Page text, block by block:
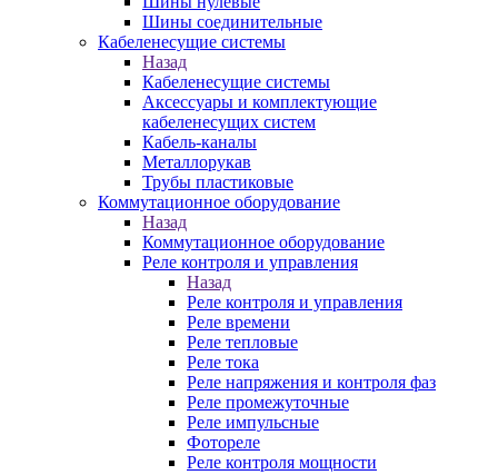
Шины соединительные
Кабеленесущие системы
Назад
Кабеленесущие системы
Аксессуары и комплектующие
кабеленесущих систем
Кабель-каналы
Металлорукав
Трубы пластиковые
Коммутационное оборудование
Назад
Коммутационное оборудование
Реле контроля и управления
Назад
Реле контроля и управления
Реле времени
Реле тепловые
Реле тока
Реле напряжения и контроля фаз
Реле промежуточные
Реле импульсные
Фотореле
Реле контроля мощности